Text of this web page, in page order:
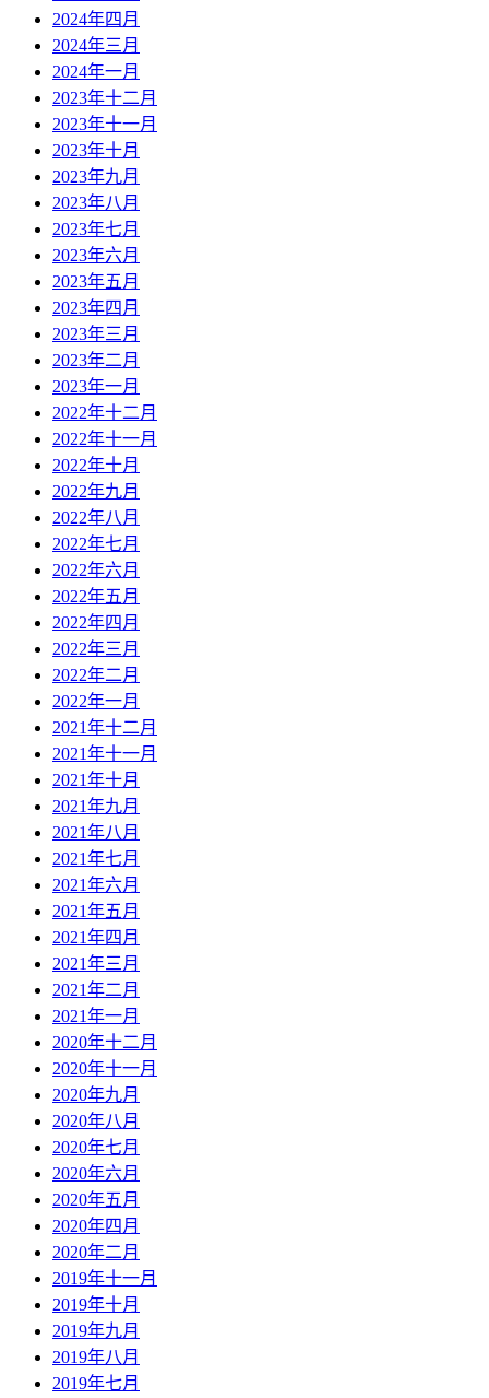
2024年四月
2024年三月
2024年一月
2023年十二月
2023年十一月
2023年十月
2023年九月
2023年八月
2023年七月
2023年六月
2023年五月
2023年四月
2023年三月
2023年二月
2023年一月
2022年十二月
2022年十一月
2022年十月
2022年九月
2022年八月
2022年七月
2022年六月
2022年五月
2022年四月
2022年三月
2022年二月
2022年一月
2021年十二月
2021年十一月
2021年十月
2021年九月
2021年八月
2021年七月
2021年六月
2021年五月
2021年四月
2021年三月
2021年二月
2021年一月
2020年十二月
2020年十一月
2020年九月
2020年八月
2020年七月
2020年六月
2020年五月
2020年四月
2020年二月
2019年十一月
2019年十月
2019年九月
2019年八月
2019年七月